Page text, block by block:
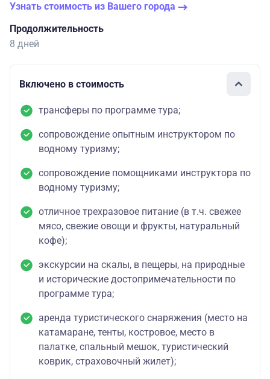
Узнать стоимость из Вашего города
Продолжительность
8 дней
Включено в стоимость
трансферы по программе тура;
сопровождение опытным инструктором по
водному туризму;
сопровождение помощниками инструктора по
водному туризму;
отличное трехразовое питание (в т.ч. свежее
мясо, свежие овощи и фрукты, натуральный
кофе);
экскурсии на скалы, в пещеры, на природные
и исторические достопримечательности по
программе тура;
аренда туристического снаряжения (место на
катамаране, тенты, костровое, место в
палатке, спальный мешок, туристический
коврик, страховочный жилет);